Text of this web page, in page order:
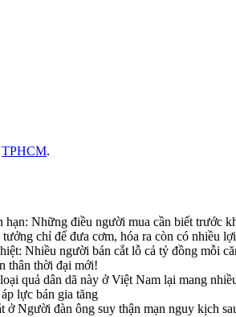
TPHCM.
hạn: Những điều người mua cần biết trước
tưởng chỉ để đưa cơm, hóa ra còn có nhiều
Nhiều người bán cắt lỗ cả tỷ đồng mỗi
thân thời đại mới!
quả dân dã này ở Việt Nam lại mang
lực bán gia tăng
ở Người đàn ông suy thận mạn nguy kịch